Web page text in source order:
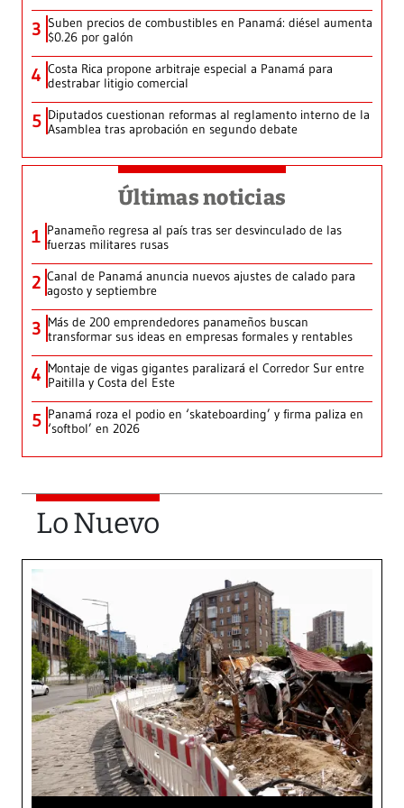
3 Suben precios de combustibles en Panamá: diésel aumenta
$0.26 por galón
4 Costa Rica propone arbitraje especial a Panamá para
destrabar litigio comercial
5 Diputados cuestionan reformas al reglamento interno de la
Asamblea tras aprobación en segundo debate
Últimas noticias
1 Panameño regresa al país tras ser desvinculado de las
fuerzas militares rusas
2 Canal de Panamá anuncia nuevos ajustes de calado para
agosto y septiembre
3 Más de 200 emprendedores panameños buscan
transformar sus ideas en empresas formales y rentables
4 Montaje de vigas gigantes paralizará el Corredor Sur entre
Paitilla y Costa del Este
5 Panamá roza el podio en ‘skateboarding’ y firma paliza en
‘softbol’ en 2026
Lo Nuevo